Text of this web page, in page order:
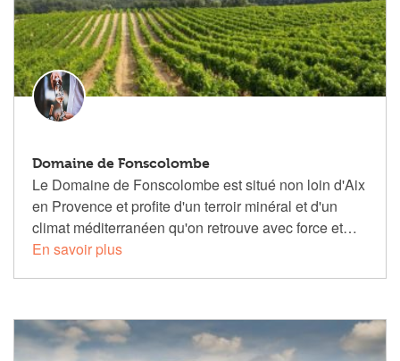
Domaine de Fonscolombe
Le Domaine de Fonscolombe est situé non loin d'Aix
en Provence et profite d'un terroir minéral et d'un
climat méditerranéen qu'on retrouve avec force et…
En savoir plus